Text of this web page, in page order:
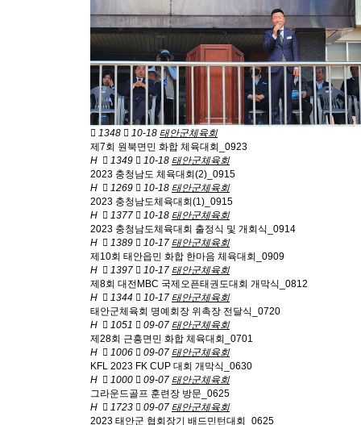
1348 10-18 태안군체육회
제7회 원북면민 화합 체육대회_0923
H
1349 10-18 태안군체육회
2023 충청남도 체육대회(2)_0915
H
1269 10-18 태안군체육회
2023 충청남도체육대회(1)_0915
H
1377 10-18 태안군체육회
2023 충청남도체육대회 출정식 및 개회식_0914
H
1389 10-17 태안군체육회
제10회 태안읍민 화합 한마음 체육대회_0909
H
1397 10-17 태안군체육회
제8회 대전MBC 국제오픈태권도대회 개막식_0812
H
1344 10-17 태안군체육회
태안군체육회 명예회장 위촉장 전달식_0720
H
1051 09-07 태안군체육회
제28회 근흥면민 화합 체육대회_0701
H
1006 09-07 태안군체육회
KFL 2023 FK CUP 대회 개막식_0630
H
1000 09-07 태안군체육회
그라운드골프 훈련장 방문_0625
H
1723 09-07 태안군체육회
2023 태안군 협회장기 배드민턴대회_0625